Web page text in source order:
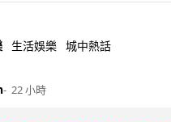
生活娛樂 城中熱話
22 小時